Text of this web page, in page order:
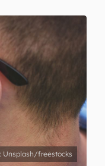
inscreva-se
Termos de Uso e Política
Unsplash/freestocks